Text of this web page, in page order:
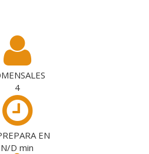
4
EN
N/D min